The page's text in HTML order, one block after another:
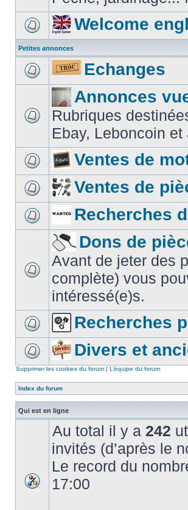
Welcome
Petites annonces
Echanges
Annonces
Rubriques
Ebay, Leboncoin
Ventes de
Ventes de
Recherches
Dons de
Avant de jeter des
complète) vous
intéressé(e)s.
Recherches
Divers et
Supprimer les cookies du forum | L’équipe du forum
Index du forum
Qui est en ligne
Au total il y a 242
invités (d’après le
Le record du
17:00